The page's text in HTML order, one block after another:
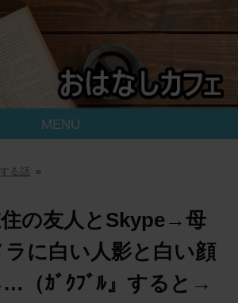
MENU
る話 »
の友人とSkype→母
ラに白い人影と白い顔
（ｶﾞｸﾌﾞﾙ』すると→